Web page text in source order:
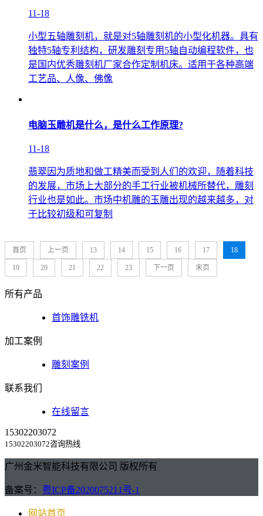
11-18
小型五轴雕刻机，就是对5轴雕刻机的小型化机器。具有
独特5轴专利结构，研发雕刻专用5轴自动编程软件，也
是国内优秀雕刻机厂家合作定制机床。适用于各种高端
工艺品、人像、佛像
电脑玉雕机是什么，是什么工作原理?
11-18
翡翠因为质地和做工精美而受到人们的欢迎，随着科技
的发展，市场上大部分的手工行业被机械所替代，雕刻
行业也是如此。市场中机雕的玉雕出现的越来越多，对
于比较初级和可复制
首页 上一页 13 14 15 16 17 18
19 20 21 22 23 下一页 末页
所有产品
首饰雕铣机
加工案例
雕刻案例
联系我们
在线留言
15302203072
15302203072咨询热线
广州金米智能科技有限公司 版权所有
备案号： 粤ICP备2020075211号-1
网站首页